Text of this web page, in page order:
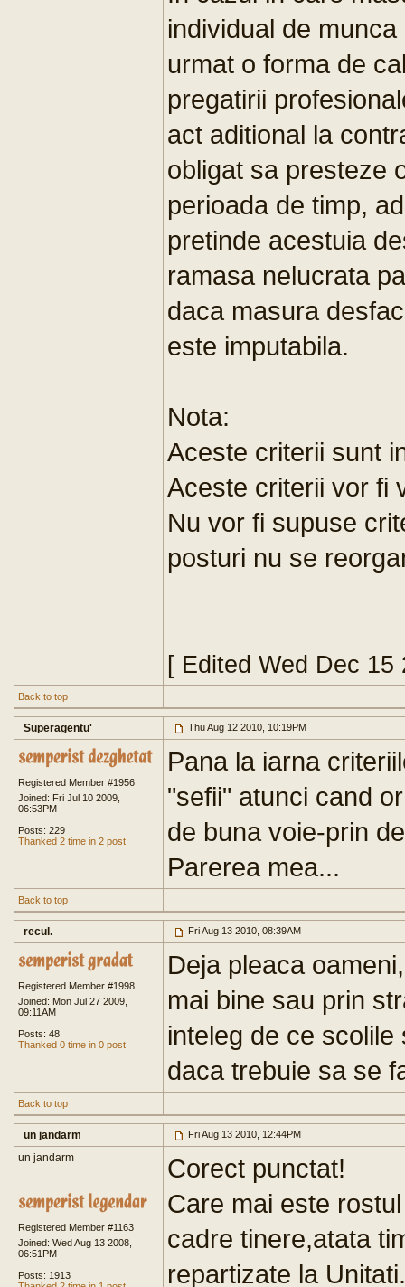
individual de
urmat o forma de
pregatirii
act aditional la
obligat sa presteze
perioada de timp,
pretinde acestuia
ramasa nelucrata
daca masura
este imputabila.
Nota:
Aceste criterii sunt
Aceste criterii vor fi
Nu vor fi supuse
posturi nu se
[ Edited Wed Dec 15
Back to top
Superagentu' Thu Aug 12 2010, 10:19PM
Registered Member #1956
Joined: Fri Jul 10 2009,
06:53PM
Posts: 229
Thanked 2 time in 2 post
Pana la iarna
"sefii" atunci cand
de buna voie-prin
Parerea mea...
Back to top
recul. Fri Aug 13 2010, 08:39AM
Registered Member #1998
Joined: Mon Jul 27 2009,
09:11AM
Posts: 48
Thanked 0 time in 0 post
Deja pleaca
mai bine sau prin
inteleg de ce
daca trebuie sa se
Back to top
un jandarm Fri Aug 13 2010, 12:44PM
un jandarm
Registered Member #1163
Joined: Wed Aug 13 2008,
06:51PM
Posts: 1913
Corect punctat!
Care mai este
cadre tinere,atata
repartizate la